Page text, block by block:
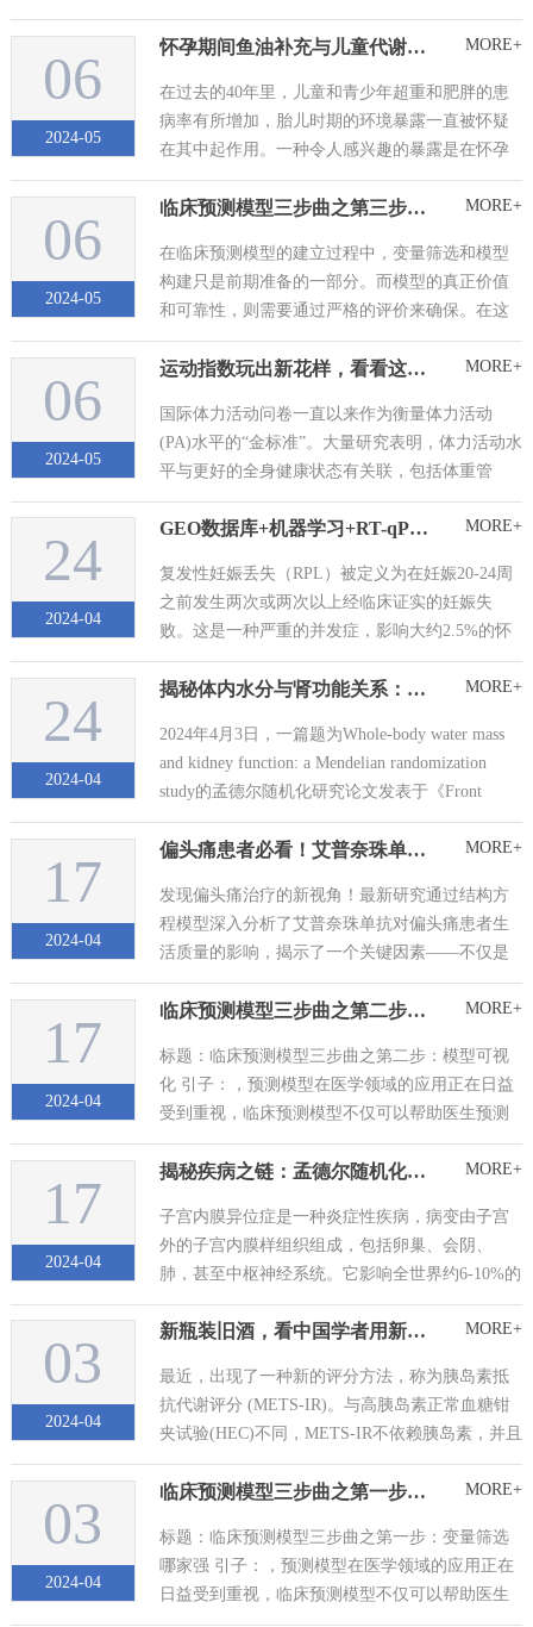
traditional Chinese medicine for the treatment of
placental s...
06
2024-05
怀孕期间鱼油补充与儿童代谢健康的长期影响：一项随机临床试验的研究 MORE+
在过去的40年里，儿童和青少年超重和肥胖的患
病率有所增加，胎儿时期的环境暴露一直被怀疑
在其中起作用。一种令人感兴趣的暴露是在怀孕
期间摄入n - 3长链多不饱和脂肪酸(LCPUFAs)，主
要来自脂肪鱼。动物和人类的观察性研究都表
LCPUFAs浓度较高与后代较低的BM...
06
2024-05
临床预测模型三步曲之第三步：模型评价 MORE+
在临床预测模型的建立过程中，变量筛选和模型
构建只是前期准备的一部分。而模型的真正价值
和可靠性，则需要通过严格的评价来确保。在这
一关键的第三步，我们将深入探讨如何有效地评
估临床预测模型的性能。这不仅涉及模型的准确
考量。通过深入分析模型的评价结果，我...
06
2024-05
运动指数玩出新花样，看看这篇二区文章干了啥？ MORE+
国际体力活动问卷一直以来作为衡量体力活动
(PA)水平的“金标准”。大量研究表明，体力活动水
平与更好的全身健康状态有关联，包括体重管
理、减轻焦虑或抑郁以及缓解疼痛。不幸的是，
截至2016年，美国只有26%的男性、19%的女性和
职业相关PA（OPA...
24
2024-04
GEO数据库+机器学习+RT-qPCR轻松拿下一“城” MORE+
复发性妊娠丢失（RPL）被定义为在妊娠20-24周
之前发生两次或两次以上经临床证实的妊娠失
败。这是一种严重的并发症，影响大约2.5%的怀
孕期间女性。RPL的确切病因仍不清楚，但主要
认为与子宫解剖、遗传和免疫学异常有关。最近
子宫内膜炎和栓塞的遗...
24
2024-04
揭秘体内水分与肾功能关系：孟德尔随机化研究揭示的重要发现 MORE+
2024年4月3日，一篇题为Whole-body water mass
and kidney function: a Mendelian randomization
study的孟德尔随机化研究论文发表于《Front
Endocrinol》，作者为中国学者，文章属于中科院
医学二区，IF=5.2。 ...
17
2024-04
偏头痛患者必看！艾普奈珠单抗如何彻底改变你的生活 MORE+
发现偏头痛治疗的新视角！最新研究通过结构方
程模型深入分析了艾普奈珠单抗对偏头痛患者生
活质量的影响，揭示了一个关键因素——不仅是
减少发作天数，患者最关心的症状的改善同样至
关重要。 2024年3月，外国学者在《Journal Of
17
2024-04
临床预测模型三步曲之第二步：模型可视化 MORE+
标题：临床预测模型三步曲之第二步：模型可视
化 引子：，预测模型在医学领域的应用正在日益
受到重视，临床预测模型不仅可以帮助医生预测
疾病的发展趋势，还可以辅助制定个性化的治疗
方案，为患者提供更精准的医疗服务。当我们选
题，是以传统的回归方程还是以常规的nom...
17
2024-04
揭秘疾病之链：孟德尔随机化带你了解子宫内膜异位症与癌症的新联系 MORE+
子宫内膜异位症是一种炎症性疾病，病变由子宫
外的子宫内膜样组织组成，包括卵巢、会阴、
肺，甚至中枢神经系统。它影响全世界约6-10%的
妇女，并引起痛经、盆腔疼痛和不孕等症状，严
重影响妇女的生活质量。量化与子宫内膜异位症
癌症筛查和预防以及临床医生对诊断为子...
03
2024-04
新瓶装旧酒，看中国学者用新指标斩获二区文章 MORE+
最近，出现了一种新的评分方法，称为胰岛素抵
抗代谢评分 (METS-IR)。与高胰岛素正常血糖钳
夹试验(HEC)不同，METS-IR不依赖胰岛素，并且
已根据HEC结果进行了验证。METS-IR指数显示
与内脏脂肪和空腹胰岛素水平显着相关，为评估
03
2024-04
临床预测模型三步曲之第一步：变量筛选哪家强 MORE+
标题：临床预测模型三步曲之第一步：变量筛选
哪家强 引子：，预测模型在医学领域的应用正在
日益受到重视，临床预测模型不仅可以帮助医生
预测疾病的发展趋势，还可以辅助制定个性化的